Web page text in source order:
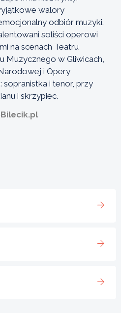
walory
odbiór muzyki.
soliści operowi
na scenach Teatru
Muzycznego w Gliwicach,
i Opery
sopranistka i tenor, przy
i skrzypiec.